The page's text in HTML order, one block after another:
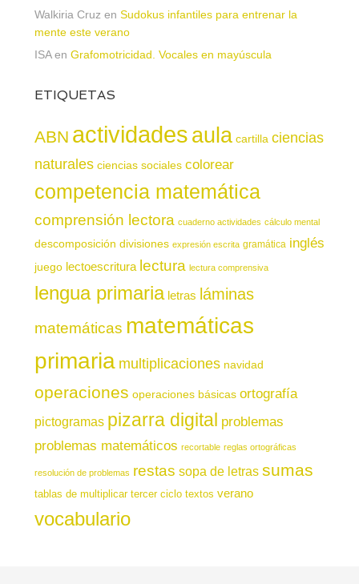
Walkiria Cruz en Sudokus infantiles para entrenar la
mente este verano
ISAen Grafomotricidad. Vocales en mayúscula
ETIQUETAS
ABN actividadesaula cartilla ciencias
naturales ciencias sociales colorear
competencia matemática
comprensión lectora cuaderno actividades cálculo mental
descomposición divisiones expresión escrita gramática inglés
juego lectoescritura lectura lectura comprensiva
lengua primaria letras láminas
matemáticas matemáticas
primaria multiplicaciones navidad
operaciones operaciones básicas ortografía
pictogramas pizarra digital problemas
problemas matemáticos recortable reglas ortográficas
resolución de problemas restas sopa de letras sumas
tablas de multiplicar tercer ciclo textos verano
vocabulario